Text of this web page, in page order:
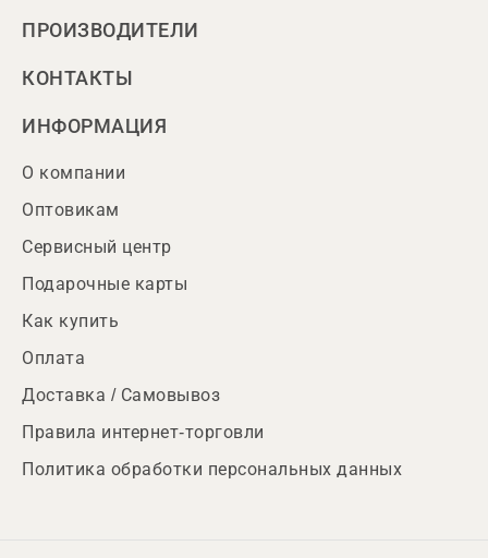
ПРОИЗВОДИТЕЛИ
КОНТАКТЫ
ИНФОРМАЦИЯ
О компании
Оптовикам
Сервисный центр
Подарочные карты
Как купить
Оплата
Доставка / Самовывоз
Правила интернет-торговли
Политика обработки персональных данных